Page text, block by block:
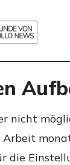
nicht
Arbeit
die